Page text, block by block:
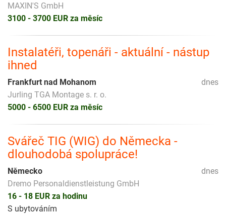
MAXIN'S GmbH
3100 - 3700 EUR za měsíc
Instalatéři, topenáři - aktuální - nástup
ihned
dnes
Frankfurt nad Mohanom
Jurling TGA Montage s. r. o.
5000 - 6500 EUR za měsíc
Svářeč TIG (WIG) do Německa -
dlouhodobá spolupráce!
dnes
Německo
Dremo Personaldienstleistung GmbH
16 - 18 EUR za hodinu
S ubytováním